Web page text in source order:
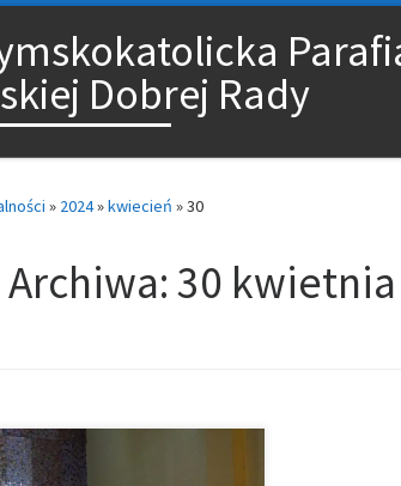
Dobrej Rady
» 2024»kwiecień »30
30
Boskiej Dobrej Rady w Zgierzu